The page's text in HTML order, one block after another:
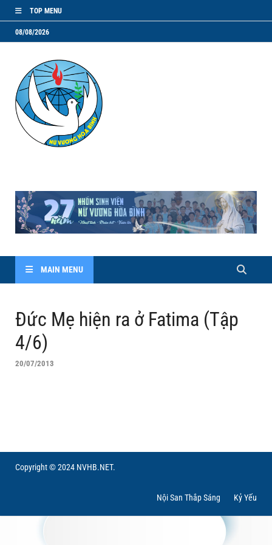
TOP MENU
08/08/2026
MAIN MENU
Đức Mẹ hiện ra ở Fatima (Tập
4/6)
20/07/2013
Copyright © 2024 NVHB.NET.
Nội San Thắp Sáng Kỷ Yếu